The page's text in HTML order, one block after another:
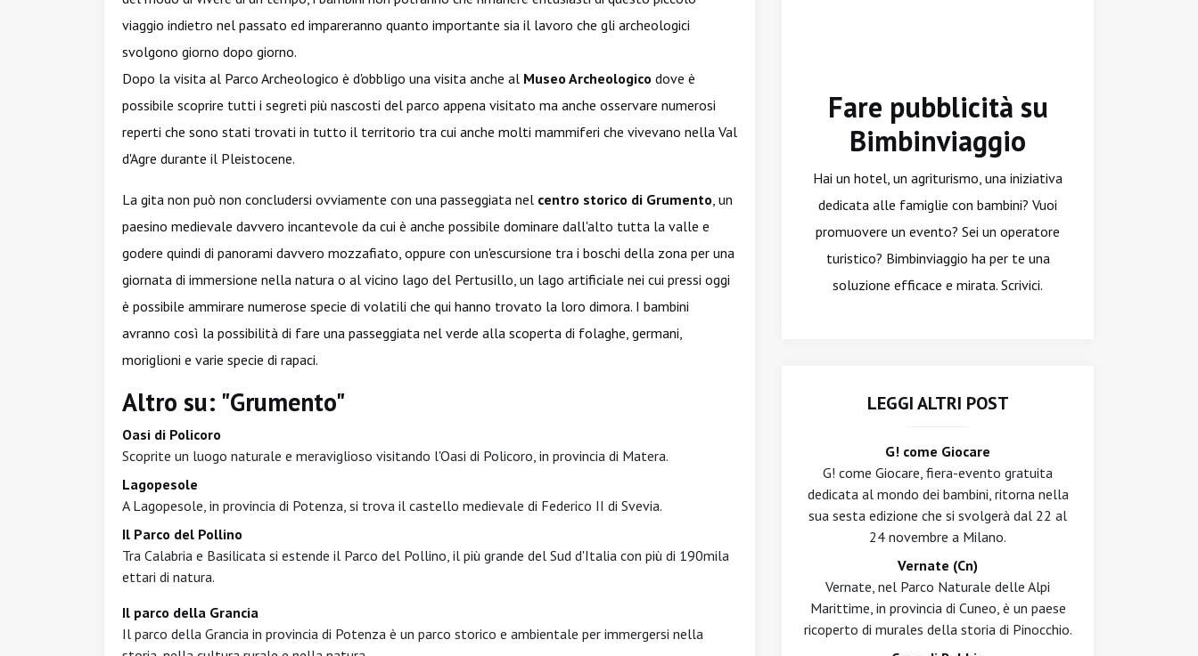
viaggio indietro nel passato ed impareranno quanto importante sia il lavoro che gli archeologici
svolgono giorno dopo giorno.
Dopo la visita al Parco Archeologico è d'obbligo una visita anche al Museo Archeologico dove è
possibile scoprire tutti i segreti più nascosti del parco appena visitato ma anche osservare numerosi
reperti che sono stati trovati in tutto il territorio tra cui anche molti mammiferi che vivevano nella Val
d'Agre durante il Pleistocene.
La gita non può non concludersi ovviamente con una passeggiata nel centro storico di Grumento, un
paesino medievale davvero incantevole da cui è anche possibile dominare dall'alto tutta la valle e
godere quindi di panorami davvero mozzafiato, oppure con un'escursione tra i boschi della zona per una
giornata di immersione nella natura o al vicino lago del Pertusillo, un lago artificiale nei cui pressi oggi
è possibile ammirare numerose specie di volatili che qui hanno trovato la loro dimora. I bambini
avranno così la possibilità di fare una passeggiata nel verde alla scoperta di folaghe, germani,
moriglioni e varie specie di rapaci.
Altro su: "Grumento"
Oasi di Policoro
Scoprite un luogo naturale e meraviglioso visitando l'Oasi di Policoro, in provincia di Matera.
Lagopesole
A Lagopesole, in provincia di Potenza, si trova il castello medievale di Federico II di Svevia.
Il Parco del Pollino
Tra Calabria e Basilicata si estende il Parco del Pollino, il più grande del Sud d'Italia con più di 190mila
ettari di natura.
Il parco della Grancia
Il parco della Grancia in provincia di Potenza è un parco storico e ambientale per immergersi nella
Fare pubblicità su
Bimbinviaggio
Hai un hotel, un agriturismo, una iniziativa
dedicata alle famiglie con bambini? Vuoi
promuovere un evento? Sei un operatore
turistico? Bimbinviaggio ha per te una
soluzione efficace e mirata. Scrivici.
LEGGI ALTRI POST
G! come Giocare
G! come Giocare, fiera-evento gratuita
dedicata al mondo dei bambini, ritorna nella
sua sesta edizione che si svolgerà dal 22 al
24 novembre a Milano.
Vernate (Cn)
Vernate, nel Parco Naturale delle Alpi
Marittime, in provincia di Cuneo, è un paese
ricoperto di murales della storia di Pinocchio.